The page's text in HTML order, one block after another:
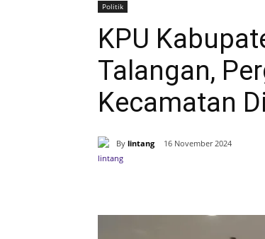
Politik
KPU
Talangan,
Kecamatan
By lintang 16 November 2024